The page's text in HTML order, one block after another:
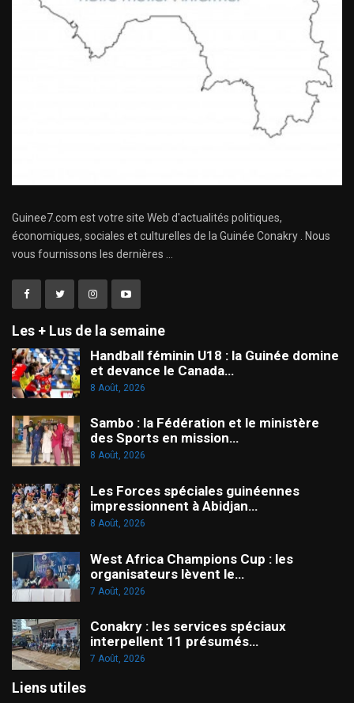
Guinee7.com est votre site Web d'actualités politiques,
économiques, sociales et culturelles de la Guinée Conakry . Nous
vous fournissons les dernières ...
Les + Lus de la semaine
Handball féminin U18 : la Guinée domine
et devance le Canada…
8 Août, 2026
Sambo : la Fédération et le ministère
des Sports en mission…
8 Août, 2026
Les Forces spéciales guinéennes
impressionnent à Abidjan…
8 Août, 2026
West Africa Champions Cup : les
organisateurs lèvent le…
7 Août, 2026
Conakry : les services spéciaux
interpellent 11 présumés…
7 Août, 2026
Liens utiles